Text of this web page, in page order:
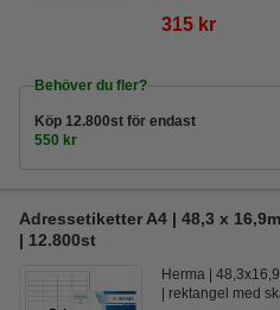
315 kr
Behöver du fler?
Köp 12.800st för endast
550 kr
Adressetiketter A4 | 48,3 x
| 12.800st
Herma
rektangel med